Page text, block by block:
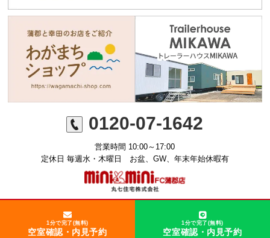
0120-07-1642
営業時間 10:00～17:00
定休日 毎週水・木曜日 お盆、GW、年末年始休暇有
1分で完了(無料)
空室確認・内見予約
1分で完了(無料)
空室確認・内見予約